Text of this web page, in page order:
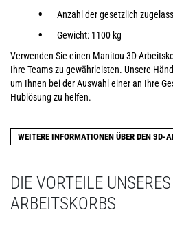
Anzahl der gesetzlich
Gewicht: 1100 kg
Verwenden Sie einen Manitou 3D-
Ihre Teams zu gewährleisten. Unsere
um Ihnen bei der Auswahl einer an Ihre
Hublösung zu helfen.
WEITERE INFORMATIONEN ÜBER DEN 3D-
DIE VORTEILE
ARBEITSKORBS